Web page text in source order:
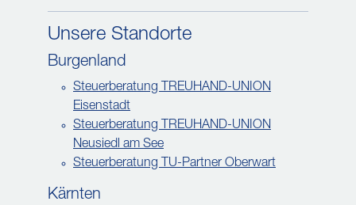
Unsere Standorte
Burgenland
Steuerberatung TREUHAND-UNION
Eisenstadt
Steuerberatung TREUHAND-UNION
Neusiedl am See
Steuerberatung TU-Partner Oberwart
Kärnten